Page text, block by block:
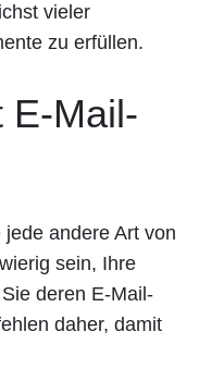
vieler
zu erfüllen.
E-Mail-
andere Art von
sein, Ihre
deren E-Mail-
daher, damit